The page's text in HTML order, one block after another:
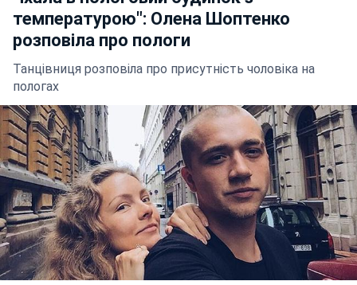
температурою": Олена Шоптенко
розповіла про пологи
Танцівниця розповіла про присутність чоловіка на
пологах